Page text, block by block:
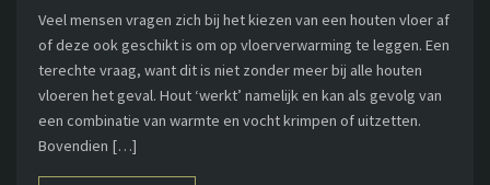
Veel mensen vragen zich bij het kiezen van een houten vloer af
of deze ook geschikt is om op vloerverwarming te leggen. Een
terechte vraag, want dit is niet zonder meer bij alle houten
vloeren het geval. Hout ‘werkt’ namelijk en kan als gevolg van
een combinatie van warmte en vocht krimpen of uitzetten.
Bovendien […]